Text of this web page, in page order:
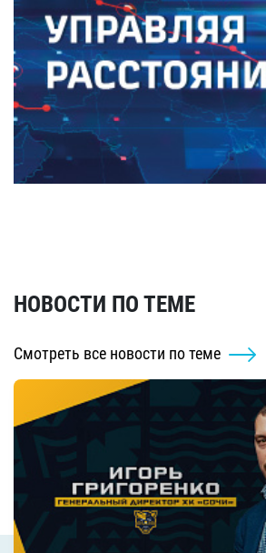
НОВОСТИ ПО ТЕМЕ
Смотреть все новости по теме